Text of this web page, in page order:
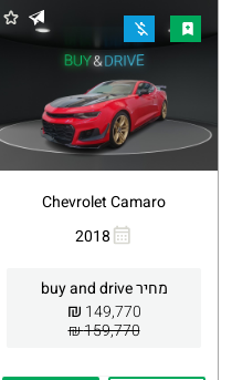
Chevrolet Camaro
2018
מחיר buy and drive
149,770
₪
159,770 ₪
Whatsapp